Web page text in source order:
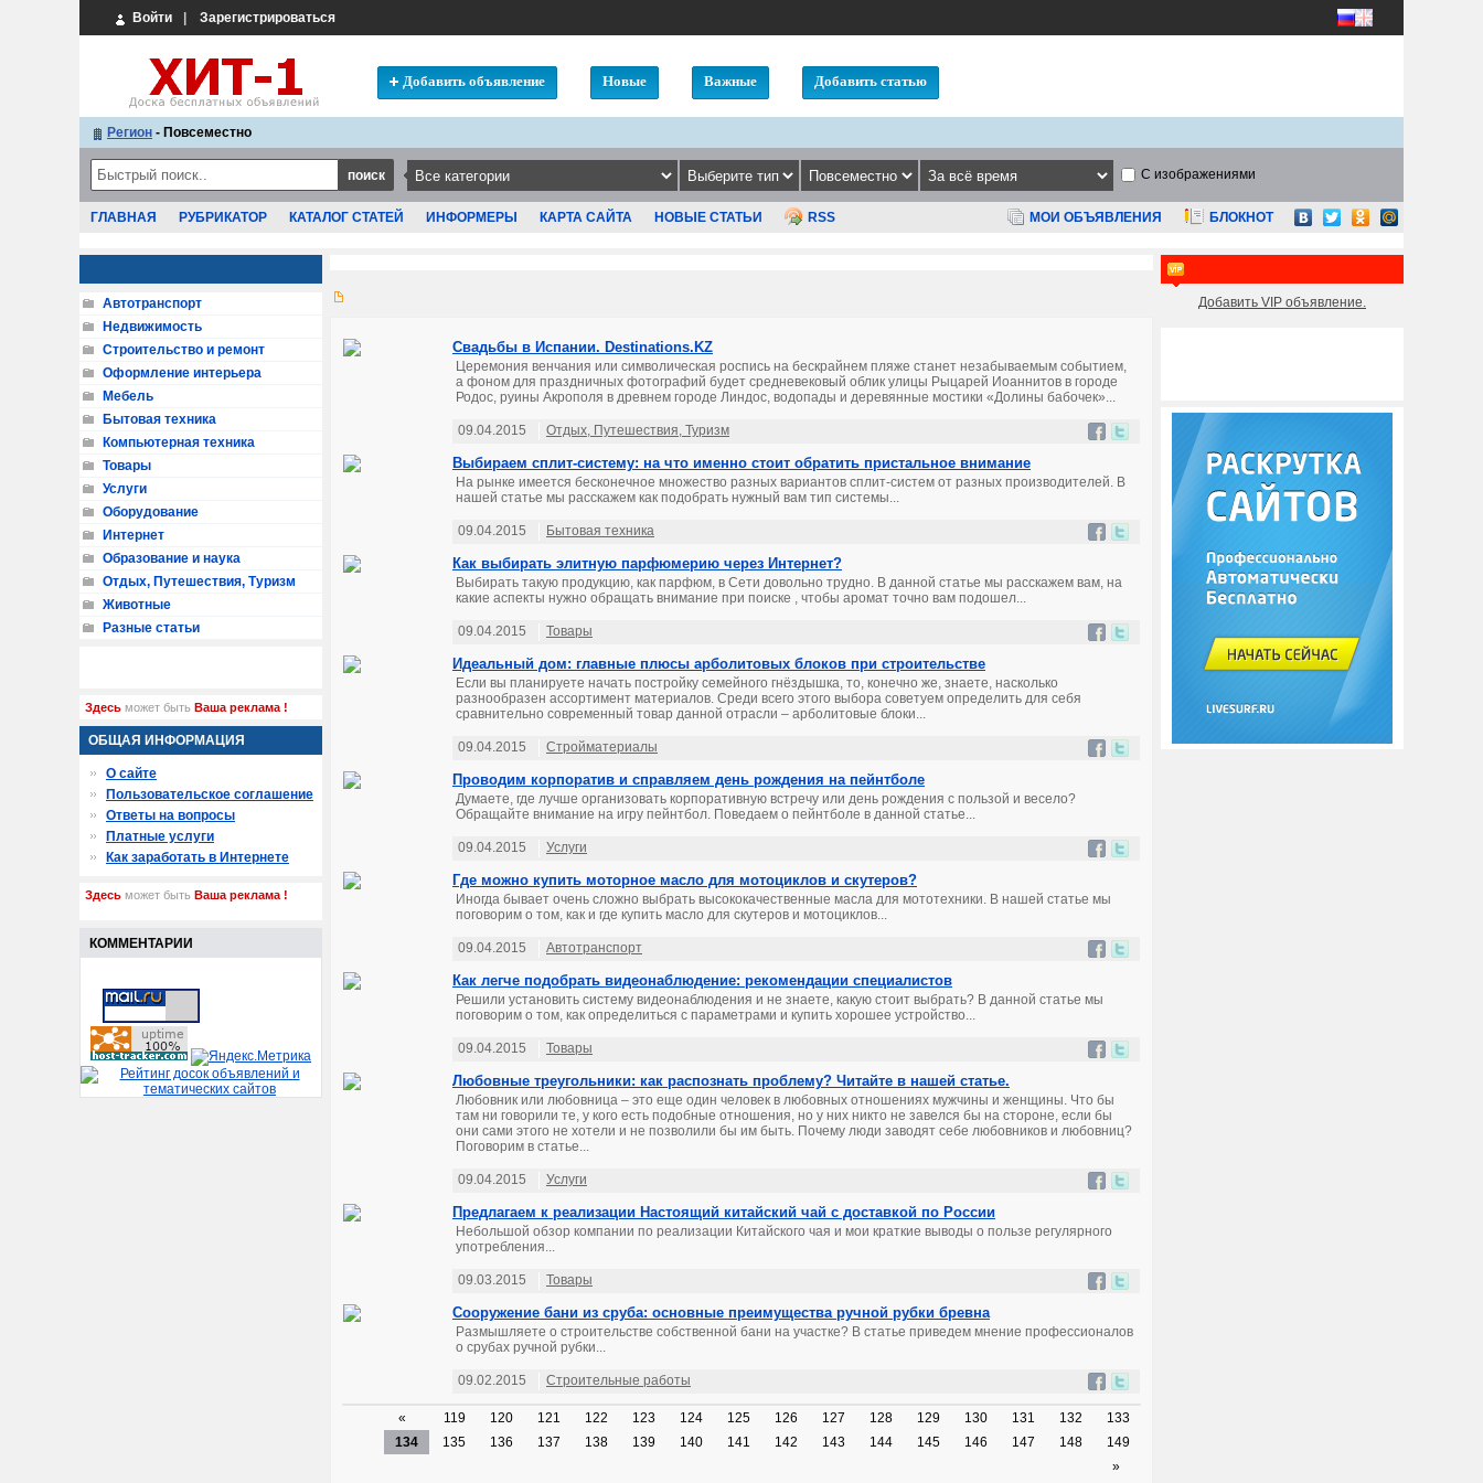
Войти Зарегистрироваться
Добавить объявление Новые Важные Добавить статью
Регион - Повсеместно
С изображениями
ГЛАВНАЯ РУБРИКАТОР КАТАЛОГ СТАТЕЙ ИНФОРМЕРЫ КАРТА САЙТА НОВЫЕ СТАТЬИ RSS МОИ ОБЪЯВЛЕНИЯ БЛОКНОТ
Свадьбы в Испании. Destinations.KZ
Церемония венчания или символическая роспись на бескрайнем пляже станет незабываемым событием,
а фоном для праздничных фотографий будет средневековый облик улицы Рыцарей Иоаннитов в городе
Родос, руины Акрополя в древнем городе Линдос, водопады и деревянные мостики «Долины бабочек»...
09.04.2015 Отдых, Путешествия, Туризм
Выбираем сплит-систему: на что именно стоит обратить пристальное внимание
На рынке имеется бесконечное множество разных вариантов сплит-систем от разных производителей. В
нашей статье мы расскажем как подобрать нужный вам тип системы...
09.04.2015 Бытовая техника
Как выбирать элитную парфюмерию через Интернет?
Выбирать такую продукцию, как парфюм, в Сети довольно трудно. В данной статье мы расскажем вам, на
какие аспекты нужно обращать внимание при поиске , чтобы аромат точно вам подошел...
09.04.2015 Товары
Идеальный дом: главные плюсы арболитовых блоков при строительстве
Если вы планируете начать постройку семейного гнёздышка, то, конечно же, знаете, насколько
разнообразен ассортимент материалов. Среди всего этого выбора советуем определить для себя
сравнительно современный товар данной отрасли – арболитовые блоки...
09.04.2015 Стройматериалы
Проводим корпоратив и справляем день рождения на пейнтболе
Думаете, где лучше организовать корпоративную встречу или день рождения с пользой и весело?
Обращайте внимание на игру пейнтбол. Поведаем о пейнтболе в данной статье...
09.04.2015 Услуги
Где можно купить моторное масло для мотоциклов и скутеров?
Иногда бывает очень сложно выбрать высококачественные масла для мототехники. В нашей статье мы
поговорим о том, как и где купить масло для скутеров и мотоциклов...
09.04.2015 Автотранспорт
Как легче подобрать видеонаблюдение: рекомендации специалистов
Решили установить систему видеонаблюдения и не знаете, какую стоит выбрать? В данной статье мы
поговорим о том, как определиться с параметрами и купить хорошее устройство...
09.04.2015 Товары
Любовные треугольники: как распознать проблему? Читайте в нашей статье.
Любовник или любовница – это еще один человек в любовных отношениях мужчины и женщины. Что бы
там ни говорили те, у кого есть подобные отношения, но у них никто не завелся бы на стороне, если бы
они сами этого не хотели и не позволили бы им быть. Почему люди заводят себе любовников и любовниц?
Поговорим в статье...
09.04.2015 Услуги
Предлагаем к реализации Настоящий китайский чай с доставкой по России
Небольшой обзор компании по реализации Китайского чая и мои краткие выводы о пользе регулярного
употребления...
09.03.2015 Товары
Сооружение бани из сруба: основные преимущества ручной рубки бревна
Размышляете о строительстве собственной бани на участке? В статье приведем мнение профессионалов
о срубах ручной рубки...
09.02.2015 Строительные работы
« 119 120 121 122 123 124 125 126 127 128 129 130 131 132
133
134
135 136 137 138 139 140 141 142 143 144 145 146 147 148
149
»
Автотранспорт
Недвижимость
Строительство и ремонт
Оформление интерьера
Мебель
Бытовая техника
Компьютерная техника
Товары
Услуги
Оборудование
Интернет
Образование и наука
Отдых, Путешествия, Туризм
Животные
Разные статьи
Здесь может быть Ваша реклама !
ОБЩАЯ ИНФОРМАЦИЯ
О сайте
Пользовательское соглашение
Ответы на вопросы
Платные услуги
Как заработать в Интернете
Здесь может быть Ваша реклама !
КОММЕНТАРИИ
Добавить VIP объявление.